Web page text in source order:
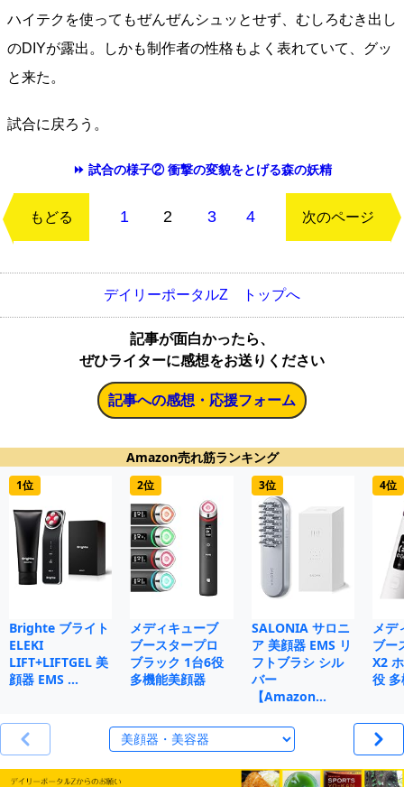
ハイテクを使ってもぜんぜんシュッとせず、むしろむき出し
のDIYが露出。しかも制作者の性格もよく表れていて、グッ
と来た。
試合に戻ろう。
⏩ 試合の様子② 衝撃の変貌をとげる森の妖精
もどる 1 2 3 4 次のページ
デイリーポータルZ トップへ
記事が面白かったら、
ぜひライターに感想をお送りください
記事への感想・応援フォーム
Amazon売れ筋ランキング
1位
Brighte ブライト
ELEKI
LIFT+LIFTGEL 美
顔器 EMS …
2位
メディキューブ
ブースタープロ
ブラック 1台6役
多機能美顔器
3位
SALONIA サロニ
ア 美顔器 EMS リ
フトブラシ シル
バー
【Amazon…
4位
メデ
ブー
X2
役